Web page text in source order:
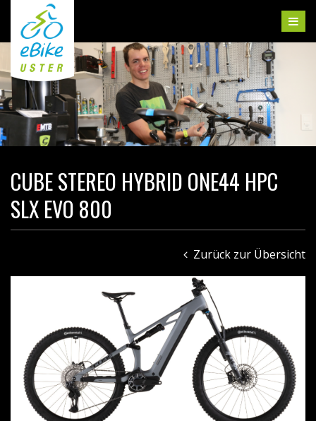
CUBE STEREO HYBRID ONE44 HPC
SLX EVO 800
Zurück zur Übersicht